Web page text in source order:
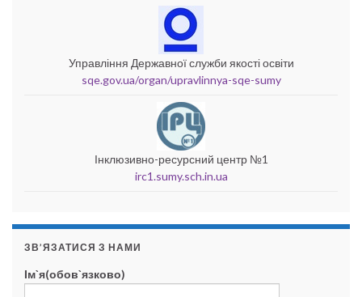
Управління Державної служби якості освіти
sqe.gov.ua/organ/upravlinnya-sqe-sumy
Інклюзивно-ресурсний центр №1
irc1.sumy.sch.in.ua
ЗВ’ЯЗАТИСЯ З НАМИ
Ім`я(обов`язково)